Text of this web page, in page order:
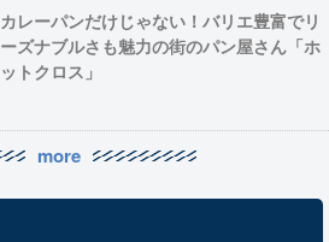
カレーパンだけじゃない！バリエ豊富でリ
ーズナブルさも魅力の街のパン屋さん「ホ
ットクロス」
more